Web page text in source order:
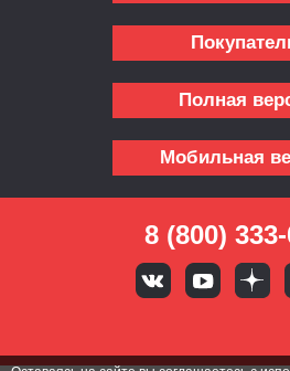
Полная
Мобильная
8 (800)